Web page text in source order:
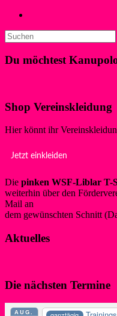
Du möchtest
Shop Vereinskleidung
Hier könnt ihr
Jetzt einkleiden
Die pinken WSF-Liblar T-
weiterhin über den
Mail an
dem gewünschten Schnitt
Aktuelles
Die nächsten Termine
AUG.